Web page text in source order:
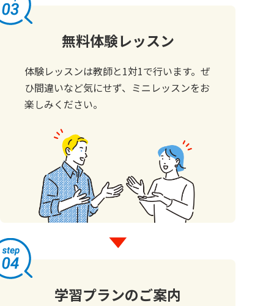
無料体験レッスン
体験レッスンは教師と1対1で行います。ぜ
ひ間違いなど気にせず、ミニレッスンをお
楽しみください。
学習プランのご案内